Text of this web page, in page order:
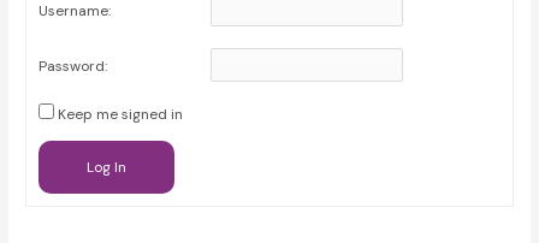
Username:
Password:
Keep me signed in
Log In